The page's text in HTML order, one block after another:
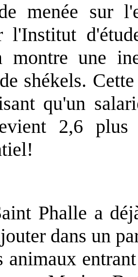
menée sur
l'Institut
montre une
shékels.
qu'un
2,6 plus
Phalle a
dans un
animaux